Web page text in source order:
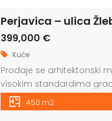
Perjavica – ulica
399,000 €
Kuće
Prodaje se arhitektonski
visokim standardima
27m2. potencijal za
potkrovlja. PRIEMLJE:
450 m2